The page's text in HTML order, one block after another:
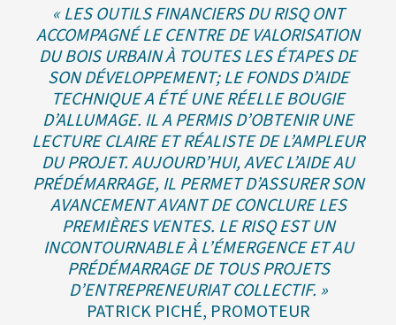
«LES OUTILS FINANCIERS DU RISQ ONT
ACCOMPAGNÉ LE CENTRE DE VALORISATION
DU BOIS URBAIN À TOUTES LES ÉTAPES DE
SON DÉVELOPPEMENT; LE FONDS D’AIDE
TECHNIQUE A ÉTÉ UNE RÉELLE BOUGIE
D’ALLUMAGE. IL A PERMIS D’OBTENIR UNE
LECTURE CLAIRE ET RÉALISTE DE L’AMPLEUR
DU PROJET. AUJOURD’HUI, AVEC L’AIDE AU
PRÉDÉMARRAGE, IL PERMET D’ASSURER SON
AVANCEMENT AVANT DE CONCLURE LES
PREMIÈRES VENTES. LE RISQ EST UN
INCONTOURNABLE À L’ÉMERGENCE ET AU
PRÉDÉMARRAGE DE TOUS PROJETS
D’ENTREPRENEURIAT COLLECTIF. »
PATRICK PICHÉ, PROMOTEUR